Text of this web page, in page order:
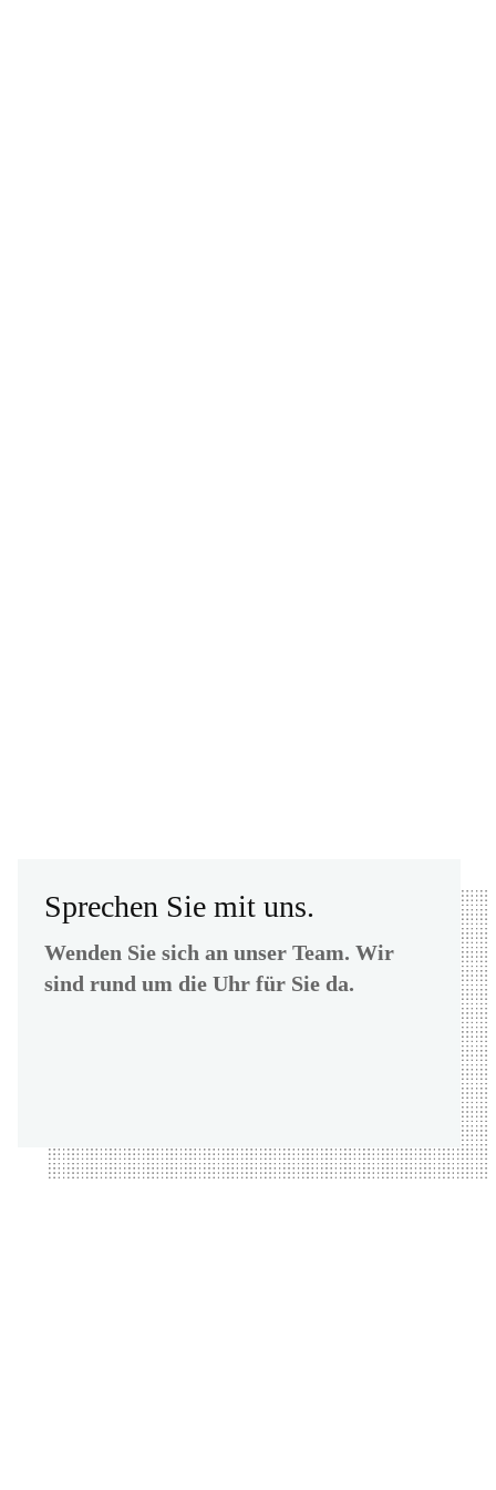
Sprechen Sie mit uns.
Wenden Sie sich an unser Team. Wir
sind rund um die Uhr für Sie da.